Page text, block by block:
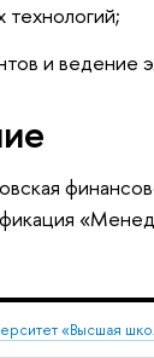
и
«Высшая